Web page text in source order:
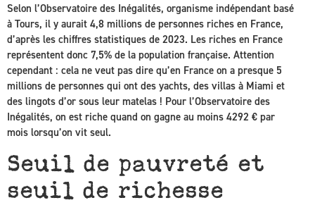
Selon l’Observatoire des Inégalités, organisme indépendant basé
à Tours, il y aurait 4,8 millions de personnes riches en France,
d’après les chiffres statistiques de 2023. Les riches en France
représentent donc 7,5% de la population française. Attention
cependant : cela ne veut pas dire qu’en France on a presque 5
millions de personnes qui ont des yachts, des villas à Miami et
des lingots d’or sous leur matelas ! Pour l’Observatoire des
Inégalités, on est riche quand on gagne au moins 4292 € par
mois lorsqu’on vit seul.
Seuil de pauvreté et
seuil de richesse